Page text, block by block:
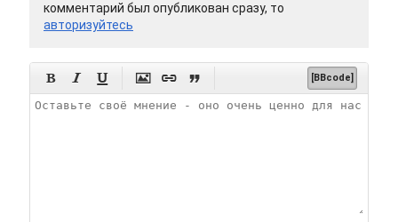
комментарий был опубликован сразу, то
авторизуйтесь
      [BBcode]